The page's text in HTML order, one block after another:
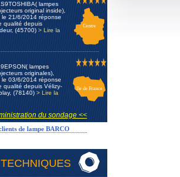
TECHNIQUES
lampes
original inside),
le 21/6/2014 réponse
qualité depuis
(45700) > Lire la
Centre
lampes
originales),
le 03/6/2014 réponse
qualité depuis Vélizy-
(78140) > Lire la
Ile de France
du sondage <<
de lampe BARCO